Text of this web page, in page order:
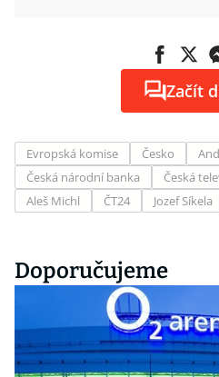
Začít
Evropská komise Česko
Česká národní banka
Česká
Aleš Michl
ČT24 Jozef Síkela
Doporučujeme